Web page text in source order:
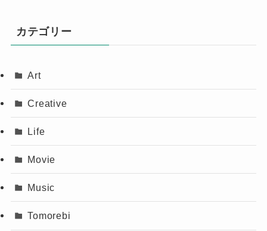
カテゴリー
Art
Creative
Life
Movie
Music
Tomorebi